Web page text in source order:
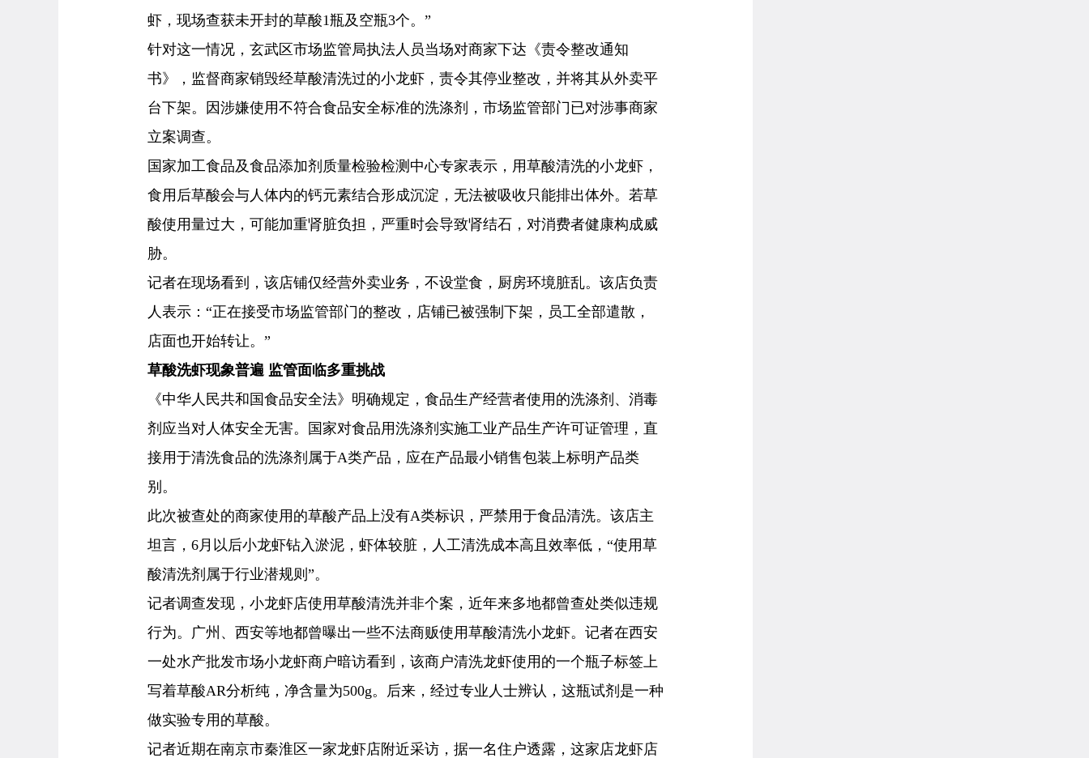
虾，现场查获未开封的草酸1瓶及空瓶3个。”
针对这一情况，玄武区市场监管局执法人员当场对商家下达《责令整改通知
书》，监督商家销毁经草酸清洗过的小龙虾，责令其停业整改，并将其从外卖平
台下架。因涉嫌使用不符合食品安全标准的洗涤剂，市场监管部门已对涉事商家
立案调查。
国家加工食品及食品添加剂质量检验检测中心专家表示，用草酸清洗的小龙虾，
食用后草酸会与人体内的钙元素结合形成沉淀，无法被吸收只能排出体外。若草
酸使用量过大，可能加重肾脏负担，严重时会导致肾结石，对消费者健康构成威
胁。
记者在现场看到，该店铺仅经营外卖业务，不设堂食，厨房环境脏乱。该店负责
人表示：“正在接受市场监管部门的整改，店铺已被强制下架，员工全部遣散，
店面也开始转让。”
草酸洗虾现象普遍 监管面临多重挑战
《中华人民共和国食品安全法》明确规定，食品生产经营者使用的洗涤剂、消毒
剂应当对人体安全无害。国家对食品用洗涤剂实施工业产品生产许可证管理，直
接用于清洗食品的洗涤剂属于A类产品，应在产品最小销售包装上标明产品类
别。
此次被查处的商家使用的草酸产品上没有A类标识，严禁用于食品清洗。该店主
坦言，6月以后小龙虾钻入淤泥，虾体较脏，人工清洗成本高且效率低，“使用草
酸清洗剂属于行业潜规则”。
记者调查发现，小龙虾店使用草酸清洗并非个案，近年来多地都曾查处类似违规
行为。广州、西安等地都曾曝出一些不法商贩使用草酸清洗小龙虾。记者在西安
一处水产批发市场小龙虾商户暗访看到，该商户清洗龙虾使用的一个瓶子标签上
写着草酸AR分析纯，净含量为500g。后来，经过专业人士辨认，这瓶试剂是一种
做实验专用的草酸。
记者近期在南京市秦淮区一家龙虾店附近采访，据一名住户透露，这家店龙虾店